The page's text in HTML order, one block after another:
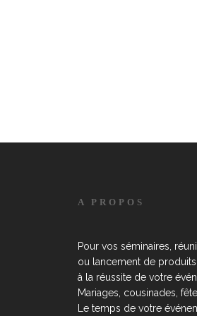
A PROPOS
Pour vos séminaires,
ou lancement de
à la réussite de votre
Mariages, cousinades,
Le temps de votre